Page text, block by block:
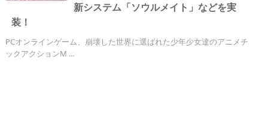
新システム「ソウルメイト」などを実
装！
PCオンラインゲーム、崩壊した世界に選ばれた少年少女達のアニメチ
ックアクションM ...